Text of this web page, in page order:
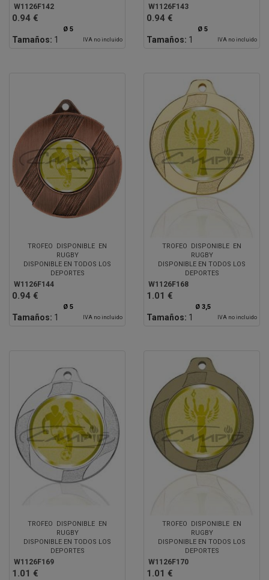
W1126F142
0.94 €
Ø 5
Tamaños: 1 IVA no incluido
W1126F143
0.94 €
Ø 5
Tamaños: 1 IVA no incluido
TROFEO DISPONIBLE EN
RUGBY
DISPONIBLE EN TODOS LOS
DEPORTES
W1126F144
0.94 €
Ø 5
Tamaños: 1 IVA no incluido
TROFEO DISPONIBLE EN
RUGBY
DISPONIBLE EN TODOS LOS
DEPORTES
W1126F168
1.01 €
Ø 3,5
Tamaños: 1 IVA no incluido
TROFEO DISPONIBLE EN
RUGBY
DISPONIBLE EN TODOS LOS
DEPORTES
W1126F169
1.01 €
TROFEO DISPONIBLE EN
RUGBY
DISPONIBLE EN TODOS LOS
DEPORTES
W1126F170
1.01 €